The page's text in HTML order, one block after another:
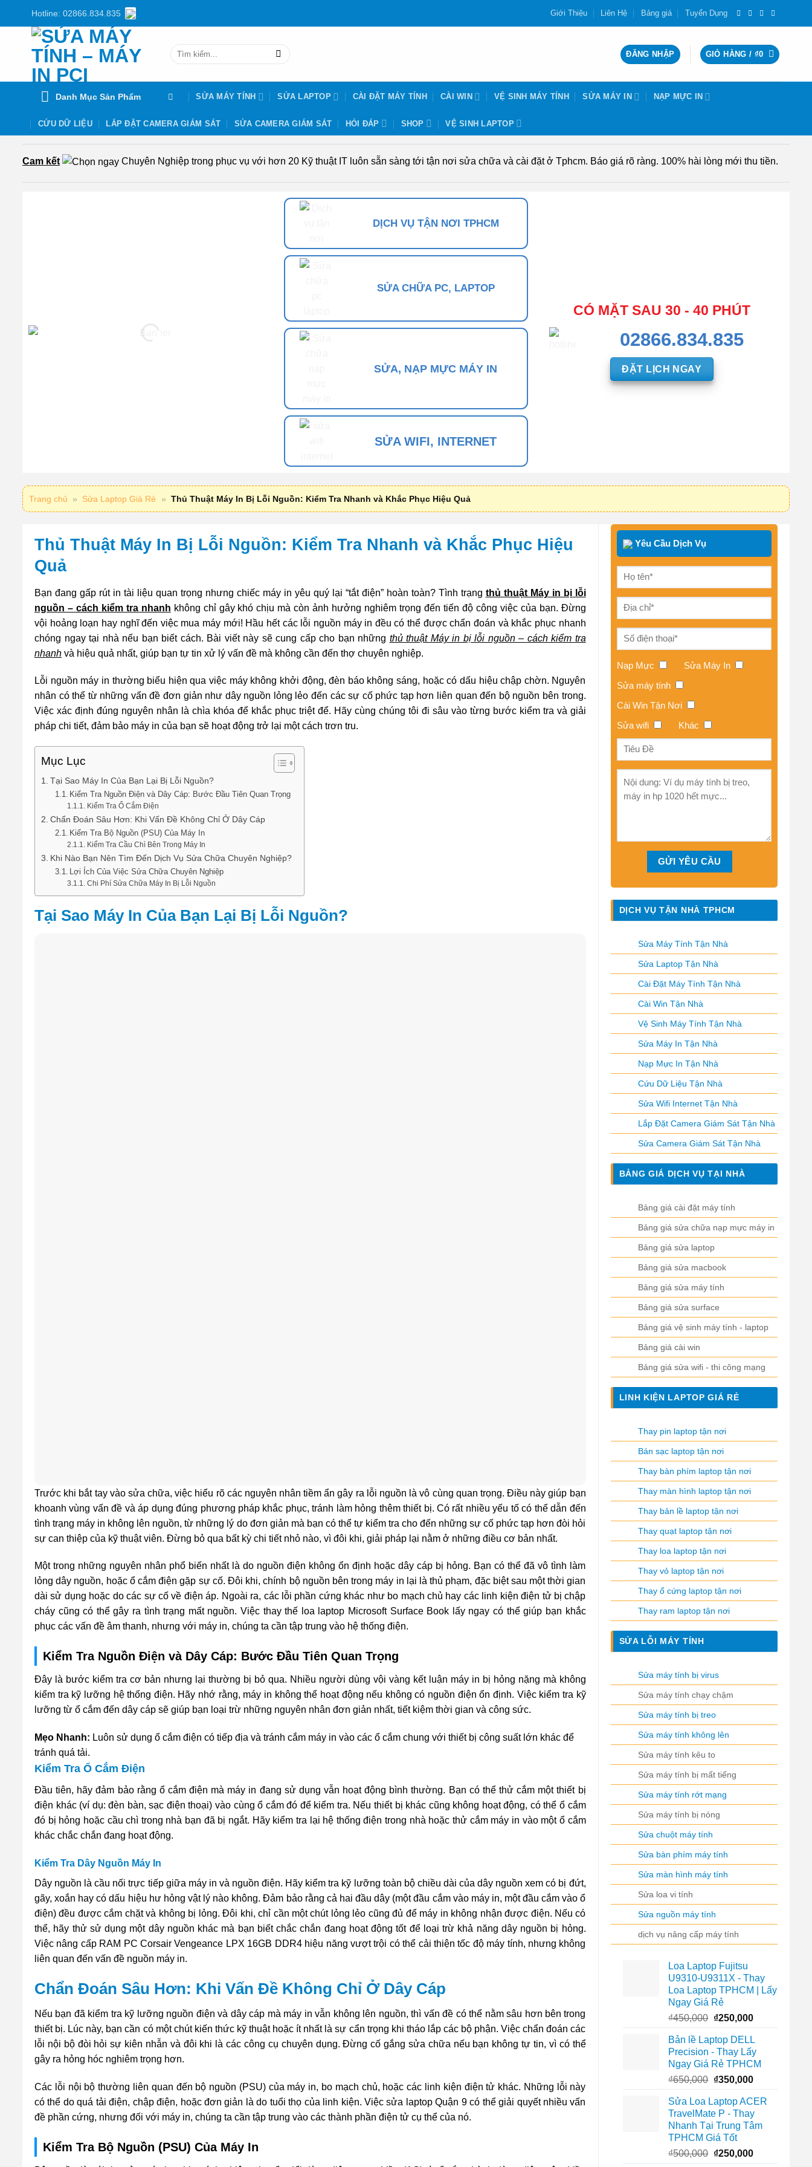
Hotline: 02866.834.835 Giới Thiệu Liên Hệ Bảng giá Tuyển Dụng
Tìm
ĐĂNG NHẬP GIỎ HÀNG / ₫0
Danh Mục Sản Phẩm SỬA MÁY TÍNH SỬA LAPTOP CÀI ĐẶT MÁY TÍNH CÀI WIN VỆ SINH MÁY TÍNH SỬA MÁY IN NẠP MỰC IN
CỨU DỮ LIỆU LẮP ĐẶT CAMERA GIÁM SÁT SỬA CAMERA GIÁM SÁT HỎI ĐÁP SHOP VỆ SINH LAPTOP
Cam kết Chuyên Nghiệp trong phục vụ với hơn 20 Kỹ thuật IT luôn sẵn sàng tới tận nơi sửa chữa và cài đặt ở Tphcm. Báo giá rõ ràng. 100% hài lòng mới thu tiền.
DỊCH VỤ TẬN NƠI TPHCM
SỬA CHỮA PC, LAPTOP
SỬA, NẠP MỰC MÁY IN
SỬA WIFI, INTERNET
CÓ MẶT SAU 30 - 40 PHÚT
02866.834.835
ĐẶT LỊCH NGAY
Trang chủ » Sửa Laptop Giá Rẻ » Thủ Thuật Máy In Bị Lỗi Nguồn: Kiểm Tra Nhanh và Khắc Phục Hiệu Quả
Thủ Thuật Máy In Bị Lỗi Nguồn: Kiểm Tra Nhanh và Khắc Phục Hiệu
Quả
Bạn đang gấp rút in tài liệu quan trọng nhưng chiếc máy in yêu quý lại “tắt điện” hoàn toàn? Tình trạng thủ thuật Máy in bị lỗi
nguồn – cách kiểm tra nhanh không chỉ gây khó chịu mà còn ảnh hưởng nghiêm trọng đến tiến độ công việc của bạn. Đừng
vội hoảng loạn hay nghĩ đến việc mua máy mới! Hầu hết các lỗi nguồn máy in đều có thể được chẩn đoán và khắc phục nhanh
chóng ngay tại nhà nếu bạn biết cách. Bài viết này sẽ cung cấp cho bạn những thủ thuật Máy in bị lỗi nguồn – cách kiểm tra
nhanh và hiệu quả nhất, giúp bạn tự tin xử lý vấn đề mà không cần đến thợ chuyên nghiệp.
Lỗi nguồn máy in thường biểu hiện qua việc máy không khởi động, đèn báo không sáng, hoặc có dấu hiệu chập chờn. Nguyên
nhân có thể từ những vấn đề đơn giản như dây nguồn lỏng lẻo đến các sự cố phức tạp hơn liên quan đến bộ nguồn bên trong.
Việc xác định đúng nguyên nhân là chìa khóa để khắc phục triệt để. Hãy cùng chúng tôi đi sâu vào từng bước kiểm tra và giải
pháp chi tiết, đảm bảo máy in của bạn sẽ hoạt động trở lại một cách trơn tru.
Mục Lục
Tại Sao Máy In Của Bạn Lại Bị Lỗi Nguồn?
Kiểm Tra Nguồn Điện và Dây Cáp: Bước Đầu Tiên Quan Trọng
Kiểm Tra Ổ Cắm Điện
Chẩn Đoán Sâu Hơn: Khi Vấn Đề Không Chỉ Ở Dây Cáp
Kiểm Tra Bộ Nguồn (PSU) Của Máy In
Kiểm Tra Cầu Chì Bên Trong Máy In
Khi Nào Bạn Nên Tìm Đến Dịch Vụ Sửa Chữa Chuyên Nghiệp?
Lợi Ích Của Việc Sửa Chữa Chuyên Nghiệp
Chi Phí Sửa Chữa Máy In Bị Lỗi Nguồn
Tại Sao Máy In Của Bạn Lại Bị Lỗi Nguồn?
Trước khi bắt tay vào sửa chữa, việc hiểu rõ các nguyên nhân tiềm ẩn gây ra lỗi nguồn là vô cùng quan trọng. Điều này giúp bạn
khoanh vùng vấn đề và áp dụng đúng phương pháp khắc phục, tránh làm hỏng thêm thiết bị. Có rất nhiều yếu tố có thể dẫn đến
tình trạng máy in không lên nguồn, từ những lý do đơn giản mà bạn có thể tự kiểm tra cho đến những sự cố phức tạp hơn đòi hỏi
sự can thiệp của kỹ thuật viên. Đừng bỏ qua bất kỳ chi tiết nhỏ nào, vì đôi khi, giải pháp lại nằm ở những điều cơ bản nhất.
Một trong những nguyên nhân phổ biến nhất là do nguồn điện không ổn định hoặc dây cáp bị hỏng. Bạn có thể đã vô tình làm
lỏng dây nguồn, hoặc ổ cắm điện gặp sự cố. Đôi khi, chính bộ nguồn bên trong máy in lại là thủ phạm, đặc biệt sau một thời gian
dài sử dụng hoặc do các sự cố về điện áp. Ngoài ra, các lỗi phần cứng khác như bo mạch chủ hay các linh kiện điện tử bị chập
cháy cũng có thể gây ra tình trạng mất nguồn. Việc thay thế loa laptop Microsoft Surface Book lấy ngay có thể giúp bạn khắc
phục các vấn đề âm thanh, nhưng với máy in, chúng ta cần tập trung vào hệ thống điện.
Kiểm Tra Nguồn Điện và Dây Cáp: Bước Đầu Tiên Quan Trọng
Đây là bước kiểm tra cơ bản nhưng lại thường bị bỏ qua. Nhiều người dùng vội vàng kết luận máy in bị hỏng nặng mà không
kiểm tra kỹ lưỡng hệ thống điện. Hãy nhớ rằng, máy in không thể hoạt động nếu không có nguồn điện ổn định. Việc kiểm tra kỹ
lưỡng từ ổ cắm đến dây cáp sẽ giúp bạn loại trừ những nguyên nhân đơn giản nhất, tiết kiệm thời gian và công sức.
Mẹo Nhanh: Luôn sử dụng ổ cắm điện có tiếp địa và tránh cắm máy in vào các ổ cắm chung với thiết bị công suất lớn khác để
tránh quá tải.
Kiểm Tra Ổ Cắm Điện
Đầu tiên, hãy đảm bảo rằng ổ cắm điện mà máy in đang sử dụng vẫn hoạt động bình thường. Bạn có thể thử cắm một thiết bị
điện khác (ví dụ: đèn bàn, sạc điện thoại) vào cùng ổ cắm đó để kiểm tra. Nếu thiết bị khác cũng không hoạt động, có thể ổ cắm
đó bị hỏng hoặc cầu chì trong nhà bạn đã bị ngắt. Hãy kiểm tra lại hệ thống điện trong nhà hoặc thử cắm máy in vào một ổ cắm
khác chắc chắn đang hoạt động.
Kiểm Tra Dây Nguồn Máy In
Dây nguồn là cầu nối trực tiếp giữa máy in và nguồn điện. Hãy kiểm tra kỹ lưỡng toàn bộ chiều dài của dây nguồn xem có bị đứt,
gãy, xoắn hay có dấu hiệu hư hỏng vật lý nào không. Đảm bảo rằng cả hai đầu dây (một đầu cắm vào máy in, một đầu cắm vào ổ
điện) đều được cắm chặt và không bị lỏng. Đôi khi, chỉ cần một chút lỏng lẻo cũng đủ để máy in không nhận được điện. Nếu có
thể, hãy thử sử dụng một dây nguồn khác mà bạn biết chắc chắn đang hoạt động tốt để loại trừ khả năng dây nguồn bị hỏng.
Việc nâng cấp RAM PC Corsair Vengeance LPX 16GB DDR4 hiệu năng vượt trội có thể cải thiện tốc độ máy tính, nhưng không
liên quan đến vấn đề nguồn máy in.
Chẩn Đoán Sâu Hơn: Khi Vấn Đề Không Chỉ Ở Dây Cáp
Nếu bạn đã kiểm tra kỹ lưỡng nguồn điện và dây cáp mà máy in vẫn không lên nguồn, thì vấn đề có thể nằm sâu hơn bên trong
thiết bị. Lúc này, bạn cần có một chút kiến thức kỹ thuật hoặc ít nhất là sự cẩn trọng khi tháo lắp các bộ phận. Việc chẩn đoán các
lỗi nội bộ đòi hỏi sự kiên nhẫn và đôi khi là các công cụ chuyên dụng. Đừng cố gắng sửa chữa nếu bạn không tự tin, vì có thể
gây ra hỏng hóc nghiêm trọng hơn.
Các lỗi nội bộ thường liên quan đến bộ nguồn (PSU) của máy in, bo mạch chủ, hoặc các linh kiện điện tử khác. Những lỗi này
có thể do quá tải điện, chập điện, hoặc đơn giản là do tuổi thọ của linh kiện. Việc sửa laptop Quận 9 có thể giải quyết nhiều vấn
đề phần cứng, nhưng đối với máy in, chúng ta cần tập trung vào các thành phần điện tử cụ thể của nó.
Kiểm Tra Bộ Nguồn (PSU) Của Máy In
Yêu Cầu Dịch Vụ
Nạp Mực
Sửa Máy In
Sửa máy tính
Cài Win Tận Nơi
Sửa wifi
Khác
DỊCH VỤ TẬN NHÀ TPHCM
Sửa Máy Tính Tận Nhà
Sửa Laptop Tận Nhà
Cài Đặt Máy Tính Tận Nhà
Cài Win Tận Nhà
Vệ Sinh Máy Tính Tận Nhà
Sửa Máy In Tận Nhà
Nạp Mực In Tận Nhà
Cứu Dữ Liệu Tận Nhà
Sửa Wifi Internet Tận Nhà
Lắp Đặt Camera Giám Sát Tận Nhà
Sửa Camera Giám Sát Tận Nhà
BẢNG GIÁ DỊCH VỤ TẠI NHÀ
Bảng giá cài đặt máy tính
Bảng giá sửa chữa nạp mực máy in
Bảng giá sửa laptop
Bảng giá sửa macbook
Bảng giá sửa máy tính
Bảng giá sửa surface
Bảng giá vệ sinh máy tính - laptop
Bảng giá cài win
Bảng giá sửa wifi - thi công mạng
LINH KIỆN LAPTOP GIÁ RẺ
Thay pin laptop tận nơi
Bán sạc laptop tận nơi
Thay bàn phím laptop tận nơi
Thay màn hình laptop tận nơi
Thay bản lề laptop tận nơi
Thay quạt laptop tận nơi
Thay loa laptop tận nơi
Thay vỏ laptop tận nơi
Thay ổ cứng laptop tận nơi
Thay ram laptop tận nơi
SỬA LỖI MÁY TÍNH
Sửa máy tính bị virus
Sửa máy tính chạy chậm
Sửa máy tính bị treo
Sửa máy tính không lên
Sửa máy tính kêu to
Sửa máy tính bị mất tiếng
Sửa máy tính rớt mạng
Sửa máy tính bị nóng
Sửa chuột máy tính
Sửa bàn phím máy tính
Sửa màn hình máy tính
Sửa loa vi tính
Sửa nguồn máy tính
dịch vụ nâng cấp máy tính
Loa Laptop Fujitsu
U9310-U9311X - Thay
Loa Laptop TPHCM | Lấy
Ngay Giá Rẻ
₫450,000 Giá
là:
₫450,000.
₫250,000Giá
tại
là:
₫250,000.
Bản lề Laptop DELL
Precision - Thay Lấy
Ngay Giá Rẻ TPHCM
₫650,000 Giá
là:
₫650,000.
₫350,000Giá
tại
là:
₫350,000.
Sửa Loa Laptop ACER
TravelMate P - Thay
Nhanh Tại Trung Tâm
TPHCM Giá Tốt
₫500,000 Giá
₫250,000Giá